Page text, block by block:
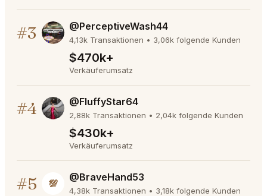
#3 @PerceptiveWash44
4,13k Transaktionen • 3,06k folgende Kunden
$470k+
Verkäuferumsatz
#4 @FluffyStar64
2,88k Transaktionen • 2,04k folgende Kunden
$430k+
Verkäuferumsatz
#5 💯
@BraveHand53
4,38k Transaktionen • 3,18k folgende Kunden